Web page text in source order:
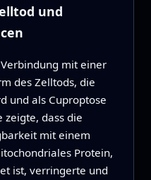
und
mit einer
des Zelltods, die
und als Cuproptose
zeigte, dass die
mit einem
Protein,
ist, verringerte und